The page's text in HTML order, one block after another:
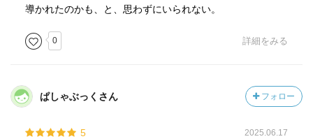
導かれたのかも、と、思わずにいられない。
0 詳細をみる
ぱしゃぶっくさん フォロー
5 2025.06.17